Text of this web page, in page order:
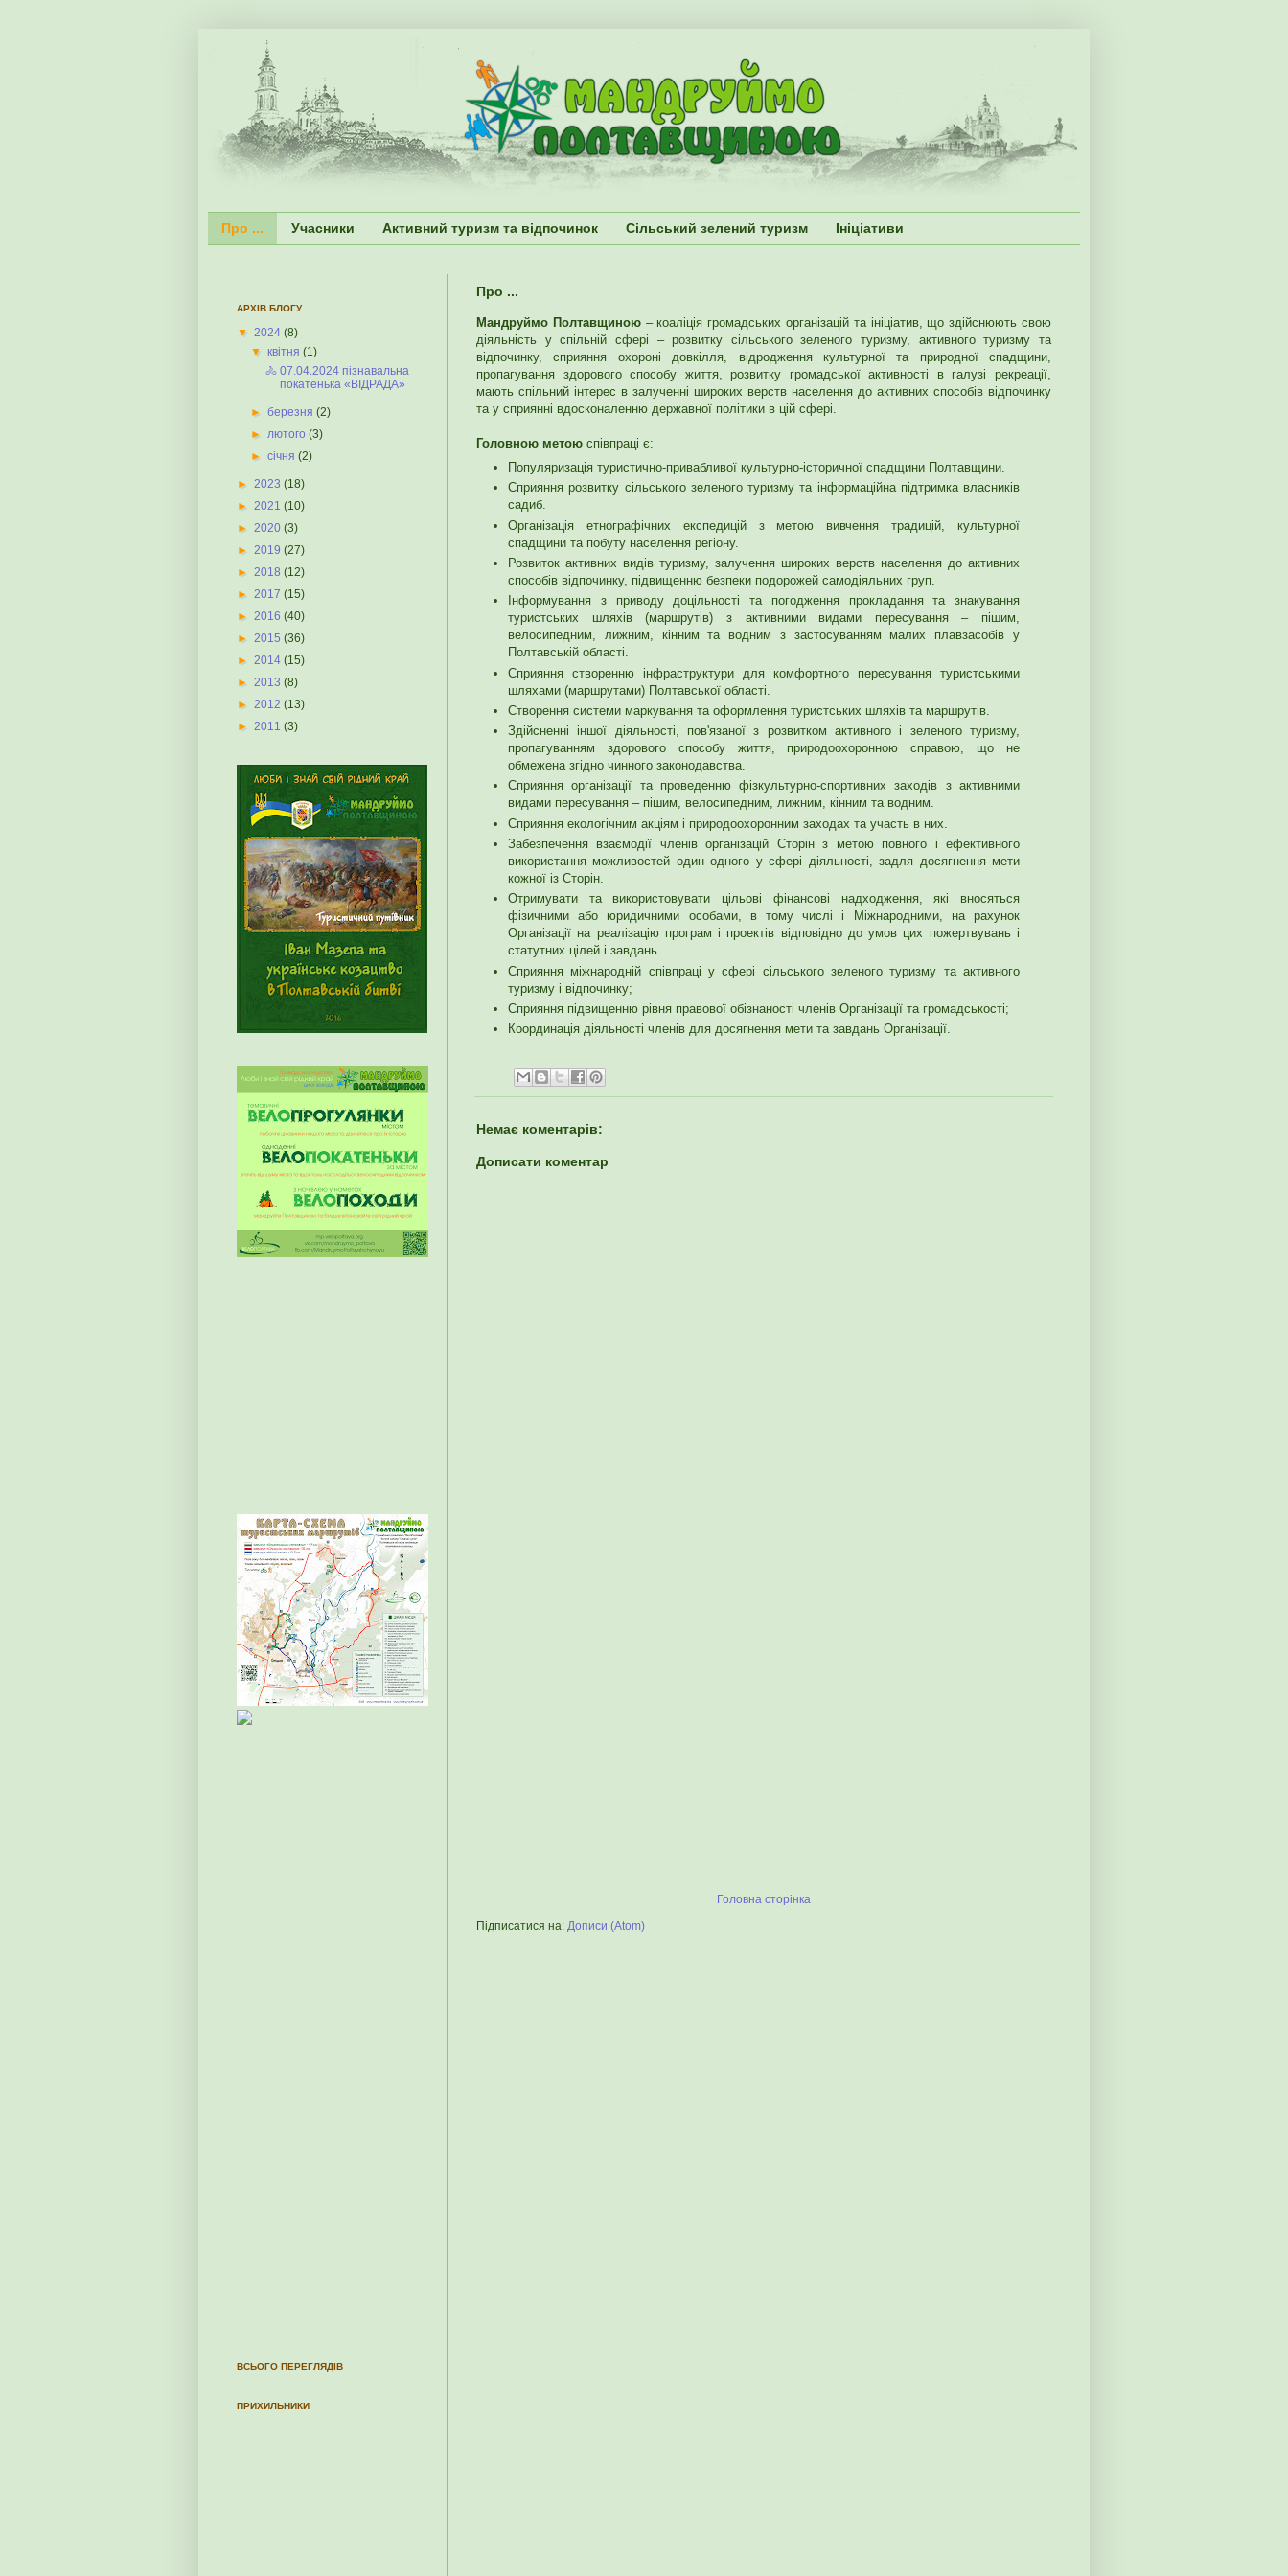
Про ... Учасники Активний туризм та відпочинок Сільський зелений туризм Ініціативи
Про ...
Мандруймо Полтавщиною– коаліція громадських організацій та ініціатив, що здійснюють свою
діяльність у спільній сфері – розвитку сільського зеленого туризму, активного туризму та
відпочинку, сприяння охороні довкілля, відродження культурної та природної спадщини,
пропагування здорового способу життя, розвитку громадської активності в галузі рекреації,
мають спільний інтерес в залученні широких верств населення до активних способів відпочинку
та у сприянні вдосконаленню державної політики в цій сфері.
Головною метою співпраці є:
Популяризація туристично-привабливої культурно-історичної спадщини Полтавщини.
Сприяння розвитку сільського зеленого туризму та інформаційна підтримка власників
садиб.
Організація етнографічних експедицій з метою вивчення традицій, культурної
спадщини та побуту населення регіону.
Розвиток активних видів туризму, залучення широких верств населення до активних
способів відпочинку, підвищенню безпеки подорожей самодіяльних груп.
Інформування з приводу доцільності та погодження прокладання та знакування
туристських шляхів (маршрутів) з активними видами пересування – пішим,
велосипедним, лижним, кінним та водним з застосуванням малих плавзасобів у
Полтавській області.
Сприяння створенню інфраструктури для комфортного пересування туристськими
шляхами (маршрутами) Полтавської області.
Створення системи маркування та оформлення туристських шляхів та маршрутів.
Здійсненні іншої діяльності, пов'язаної з розвитком активного і зеленого туризму,
пропагуванням здорового способу життя, природоохоронною справою, що не
обмежена згідно чинного законодавства.
Сприяння організації та проведенню фізкультурно-спортивних заходів з активними
видами пересування – пішим, велосипедним, лижним, кінним та водним.
Сприяння екологічним акціям і природоохоронним заходах та участь в них.
Забезпечення взаємодії членів організацій Сторін з метою повного і ефективного
використання можливостей один одного у сфері діяльності, задля досягнення мети
кожної із Сторін.
Отримувати та використовувати цільові фінансові надходження, які вносяться
фізичними або юридичними особами, в тому числі і Міжнародними, на рахунок
Організації на реалізацію програм і проектів відповідно до умов цих пожертвувань і
статутних цілей і завдань.
Сприяння міжнародній співпраці у сфері сільського зеленого туризму та активного
туризму і відпочинку;
Сприяння підвищенню рівня правової обізнаності членів Організації та громадськості;
Координація діяльності членів для досягнення мети та завдань Організації.
Немає коментарів:
Дописати коментар
Головна сторінка
Підписатися на: Дописи (Atom)
АРХІВ БЛОГУ
▼ 2024 (8)
▼квітня(1)
🚴 07.04.2024 пізнавальна
покатенька «ВІДРАДА»
►березня(2)
► лютого(3)
►січня(2)
► 2023 (18)
► 2021 (10)
► 2020 (3)
► 2019 (27)
► 2018 (12)
► 2017 (15)
► 2016 (40)
► 2015 (36)
► 2014 (15)
► 2013 (8)
► 2012 (13)
► 2011 (3)
ВСЬОГО ПЕРЕГЛЯДІВ
ПРИХИЛЬНИКИ